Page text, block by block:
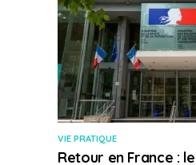
VIE PRATIQUE
Retour en France :